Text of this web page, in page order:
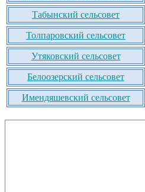
Табынский сельсовет
Толпаровский сельсовет
Утяковский сельсовет
Белоозерский сельсовет
Имендяшевский сельсовет